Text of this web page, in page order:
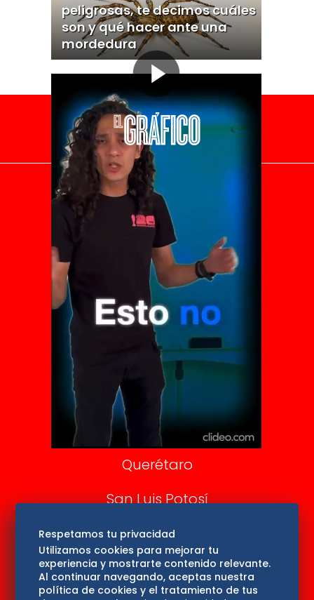
peligrosas, te decimos cuáles
son y qué hacer ante una
mordedura
El Universal
Vive USA
Clase
De 10 sports
DeDinero
Confabulario
Aviso Oportuno
Consultas
Querétaro
San Luis Potosí
Edomex
Consultas
Respetamos tu privacidad
Utilizamos cookies para mejorar tu
experiencia y mostrarte contenido relevante.
Al continuar navegando, aceptas nuestra
política de cookies y el tratamiento de tus